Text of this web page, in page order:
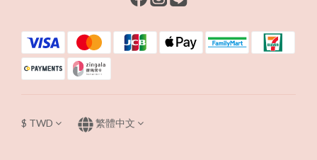
$ TWD 繁體中文